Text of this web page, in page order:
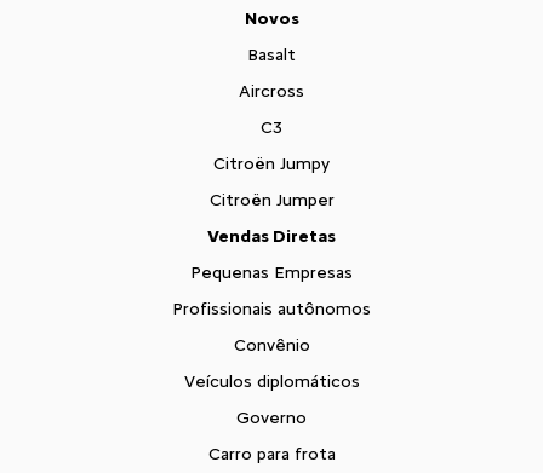
Novos
Basalt
Aircross
C3
Citroën Jumpy
Citroën Jumper
Vendas Diretas
Pequenas Empresas
Profissionais autônomos
Convênio
Veículos diplomáticos
Governo
Carro para frota